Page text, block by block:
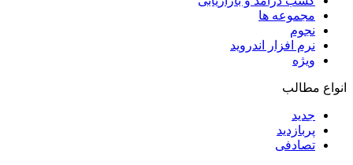
مجموعه ها
نجوم
نرم افزار اندروید
ویژه
انواع مطالب
جدید
پربازدید
تصادفی